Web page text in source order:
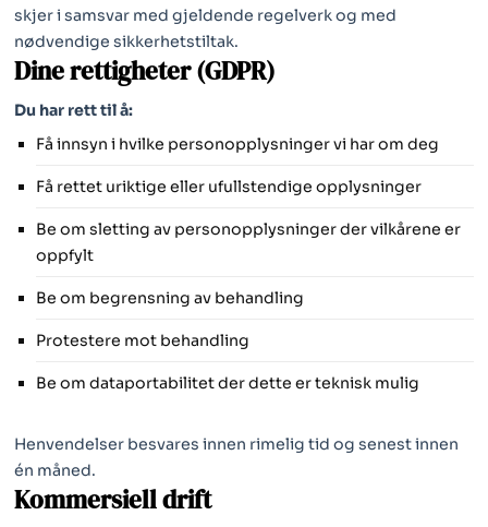
skjer i samsvar med gjeldende regelverk og med
nødvendige sikkerhetstiltak.
Dine rettigheter (GDPR)
Du har rett til å:
Få innsyn i hvilke personopplysninger vi har om deg
Få rettet uriktige eller ufullstendige opplysninger
Be om sletting av personopplysninger der vilkårene er
oppfylt
Be om begrensning av behandling
Protestere mot behandling
Be om dataportabilitet der dette er teknisk mulig
Henvendelser besvares innen rimelig tid og senest innen
én måned.
Kommersiell drift